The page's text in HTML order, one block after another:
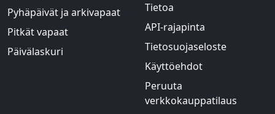
Pyhäpäivät ja arkivapaat
Pitkät vapaat
Päivälaskuri
Tietoa
API-rajapinta
Tietosuojaseloste
Käyttöehdot
Peruuta
verkkokauppatilaus